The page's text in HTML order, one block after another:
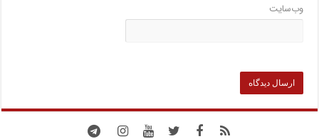
وب‌سایت